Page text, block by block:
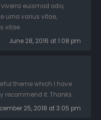
euismod odio,
urna varius vitae,
vitae.
June 28, 2016 at 1:08 pm
theme which I have
recommend it. Thanks.
25, 2018 at 3:05 pm